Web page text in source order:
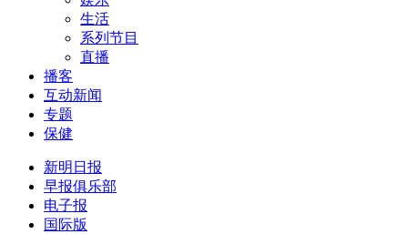
生活
系列节目
直播
播客
互动新闻
专题
保健
新明日报
早报俱乐部
电子报
国际版